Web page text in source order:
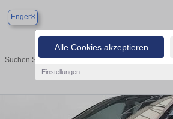
Alle Cookies akzeptieren
Einstellungen
Enger×
Suchen Sie in Enger einen Audi Q4 e-tron